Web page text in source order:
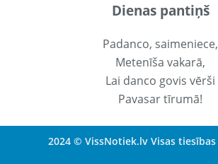
Dienas pantiņš
Padanco, saimeniece,
Metenīša vakarā,
Lai danco govis vērši
Pavasar tīrumā!
2024 © VissNotiek.lv Visas